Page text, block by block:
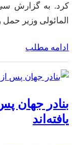
کرد. به گزارش سی
المائولی وزیر
ادامه مطلب
بنادر جهان
یافته‌اند